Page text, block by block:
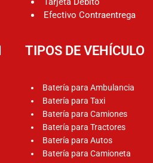
Efectivo Contraentrega
TIPOS DE VEHÍCULO
Batería para Ambulancia
Batería para Taxi
Batería para Camiones
Batería para Tractores
Batería para Autos
Batería para Camioneta